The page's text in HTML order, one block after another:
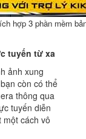
hợp 3 phần mềm
tuyến từ xa
ảnh xung
còn có thể
thông qua
tuyến diễn
một cách vô